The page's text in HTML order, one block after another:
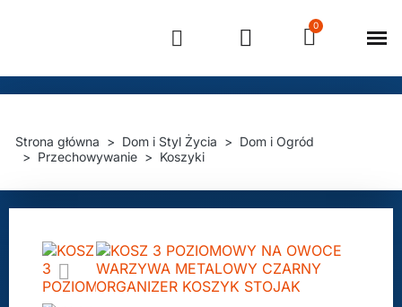
Strona główna Dom i Styl Życia
Dom i Ogród
Przechowywanie
Koszyki